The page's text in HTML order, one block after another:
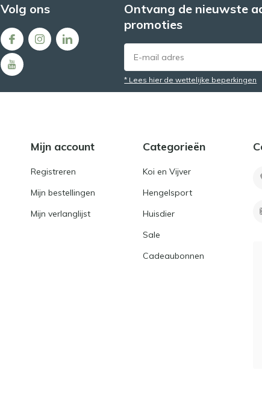
Volg ons
Ontvang de nieuwste
promoties
* Lees hier de wettelijke beperkingen
Mijn account
Registreren
Mijn bestellingen
Mijn verlanglijst
Categorieën
Koi en Vijver
Hengelsport
Huisdier
Sale
Cadeaubonnen